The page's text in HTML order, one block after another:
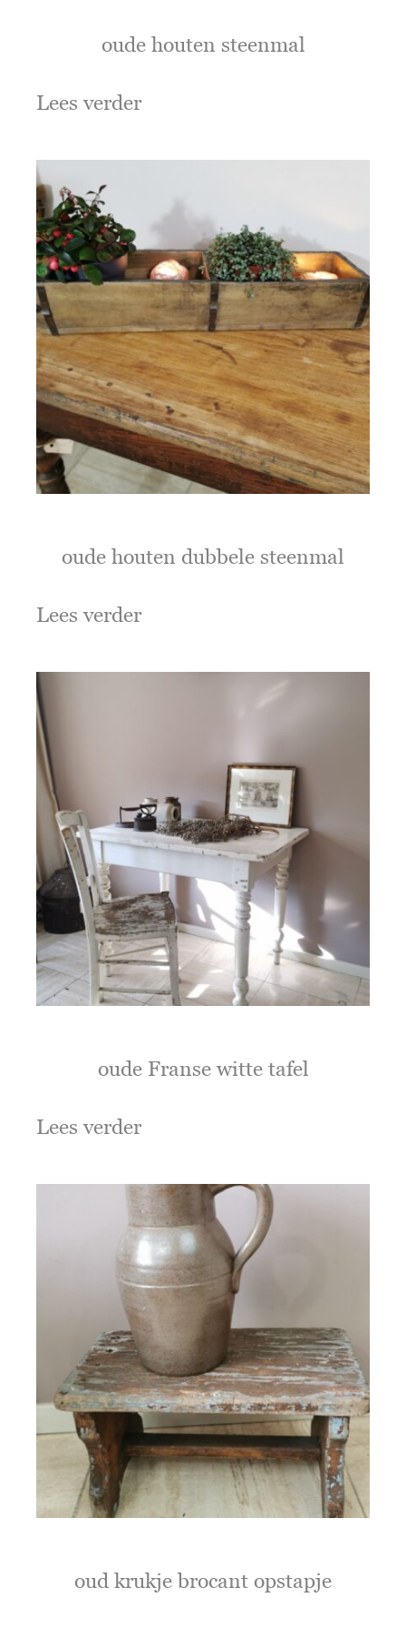
oude houten steenmal
Lees verder
oude houten dubbele steenmal
Lees verder
oude Franse witte tafel
Lees verder
oud krukje brocant opstapje